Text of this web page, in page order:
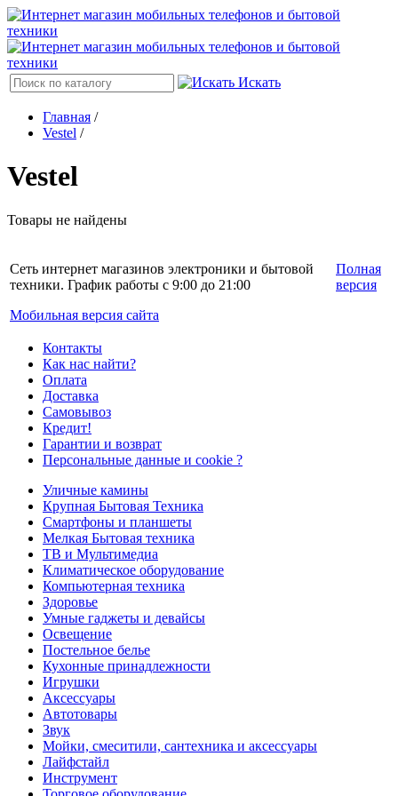
Искать
Главная /
Vestel /
Vestel
Товары не найдены
Сеть интернет магазинов электроники и бытовой
техники. График работы с 9:00 до 21:00
Мобильная версия сайта
Полная
версия
Контакты
Как нас найти?
Оплата
Доставка
Самовывоз
Кредит!
Гарантии и возврат
Персональные данные и cookie ?
Уличные камины
Крупная Бытовая Техника
Смартфоны и планшеты
Мелкая Бытовая техника
ТВ и Мультимедиа
Климатическое оборудование
Компьютерная техника
Здоровье
Умные гаджеты и девайсы
Освещение
Постельное белье
Кухонные принадлежности
Игрушки
Аксессуары
Автотовары
Звук
Мойки, смеситили, сантехника и аксессуары
Лайфстайл
Инструмент